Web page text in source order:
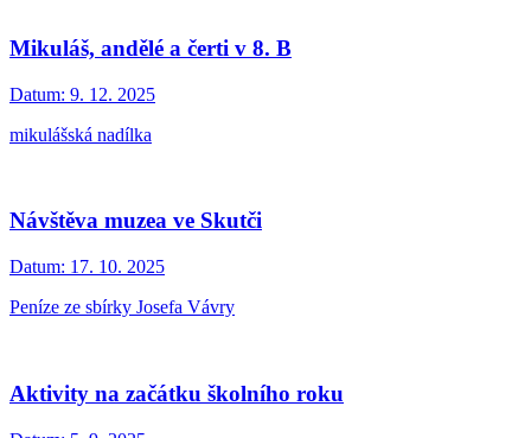
Mikuláš, andělé a čerti v 8. B
Datum: 9. 12. 2025
mikulášská nadílka
Návštěva muzea ve Skutči
Datum: 17. 10. 2025
Peníze ze sbírky Josefa Vávry
Aktivity na začátku školního roku